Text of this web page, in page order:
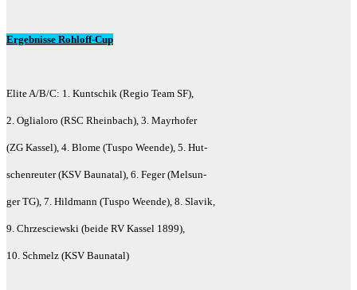
Ergebnisse Rohloff-Cup
Elite A/B/C: 1. Kuntschik (Regio Team SF),
2. Oglialoro (RSC Rheinbach), 3. Mayrhofer
(ZG Kassel), 4. Blome (Tuspo Weende), 5. Hut-
schenreuter (KSV Baunatal), 6. Feger (Melsun-
ger TG), 7. Hildmann (Tuspo Weende), 8. Slavik,
9. Chrzesciewski (beide RV Kassel 1899),
10. Schmelz (KSV Baunatal)